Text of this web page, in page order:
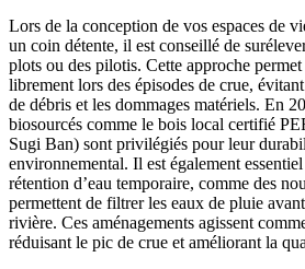
Lors de la conception de vos espaces de
un coin détente, il est conseillé de
plots ou des pilotis. Cette approche
librement lors des épisodes de crue,
de débris et les dommages matériels. En
biosourcés comme le bois local certifié
Sugi Ban) sont privilégiés pour leur
environnemental. Il est également
rétention d’eau temporaire, comme des
permettent de filtrer les eaux de pluie
rivière. Ces aménagements agissent
réduisant le pic de crue et améliorant la